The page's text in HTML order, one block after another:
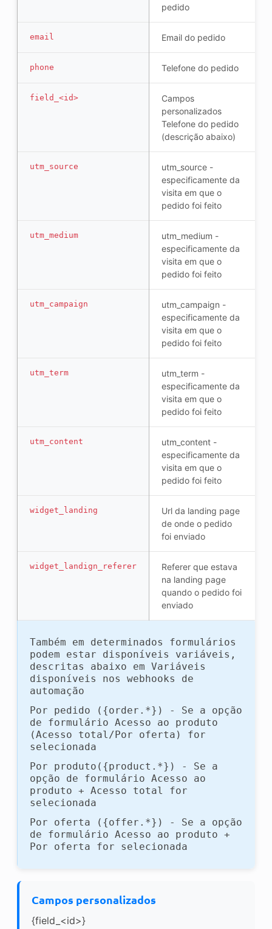
pedido
email Email do pedido
phone Telefone do pedido
field_<id>
Campos
personalizados
Telefone do pedido
(descrição abaixo)
utm_source
utm_source -
especificamente da
visita em que o
pedido foi feito
utm_medium
utm_medium -
especificamente da
visita em que o
pedido foi feito
utm_campaign
utm_campaign -
especificamente da
visita em que o
pedido foi feito
utm_term
utm_term -
especificamente da
visita em que o
pedido foi feito
utm_content
utm_content -
especificamente da
visita em que o
pedido foi feito
widget_landing
Url da landing page
de onde o pedido
foi enviado
widget_landign_referer
Referer que estava
na landing page
quando o pedido foi
enviado
Também em determinados formulários
podem estar disponíveis variáveis,
descritas abaixo em Variáveis
disponíveis nos webhooks de
automação
Por pedido ({order.*}) - Se a opção
de formulário Acesso ao produto
(Acesso total/Por oferta) for
selecionada
Por produto({product.*}) - Se a
opção de formulário Acesso ao
produto + Acesso total for
selecionada
Por oferta ({offer.*}) - Se a opção
de formulário Acesso ao produto +
Por oferta for selecionada
Campos personalizados
{field_<id>}